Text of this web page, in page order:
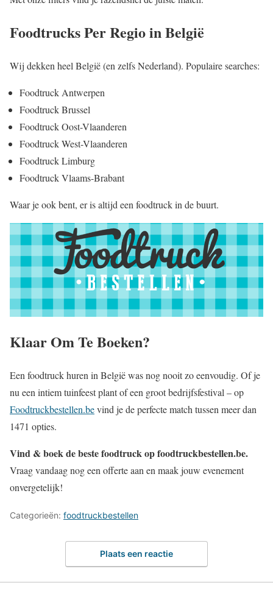
Foodtrucks Per Regio in België
Wij dekken heel België (en zelfs Nederland). Populaire searches:
Foodtruck Antwerpen
Foodtruck Brussel
Foodtruck Oost-Vlaanderen
Foodtruck West-Vlaanderen
Foodtruck Limburg
Foodtruck Vlaams-Brabant
Waar je ook bent, er is altijd een foodtruck in de buurt.
Klaar Om Te Boeken?
Een foodtruck huren in België was nog nooit zo eenvoudig. Of je
nu een intiem tuinfeest plant of een groot bedrijfsfestival – op
Foodtruckbestellen.bevind je de perfecte match tussen meer dan
1471 opties.
Vind & boek de beste foodtruck op foodtruckbestellen.be.
Vraag vandaag nog een offerte aan en maak jouw evenement
onvergetelijk!
Categorieën: foodtruckbestellen
Plaats een reactie